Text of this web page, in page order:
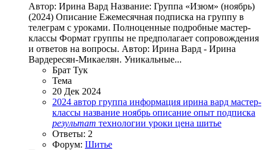
Автор: Ирина Вард Название: Группа «Изюм» (ноябрь)
(2024) Описание Ежемесячная подписка на группу в
телеграм с уроками. Полноценные подробные мастер-
классы Формат группы не предполагает сопровождения
и ответов на вопросы. Автор: Ирина Вард - Ирина
Вардересян-Микаелян. Уникальные...
Брат Тук
Тема
20 Дек 2024
2024 автор группа информация ирина вард мастер-
классы название ноябрь описание опыт подписка
результат технологии уроки цена шитье
Ответы: 2
Форум: Шитье